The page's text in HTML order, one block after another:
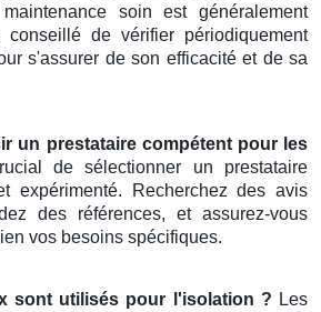
soin est généralement
de vérifier périodiquement
s'assurer de son efficacité et de sa
un prestataire compétent pour les
de sélectionner un prestataire
expérimenté. Recherchez des avis
des références, et assurez-vous
vos besoins spécifiques.
sont utilisés pour l'isolation ? Les